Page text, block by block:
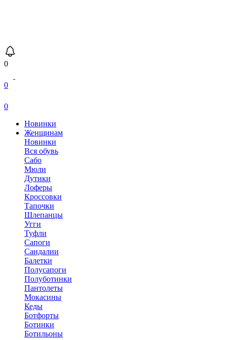
0
0
0
Новинки
Женщинам
Новинки
Вся обувь
Сабо
Мюли
Дутики
Лоферы
Кроссовки
Тапочки
Шлепанцы
Угги
Туфли
Сапоги
Сандалии
Балетки
Полусапоги
Полуботинки
Пантолеты
Мокасины
Кеды
Ботфорты
Ботинки
Ботильоны